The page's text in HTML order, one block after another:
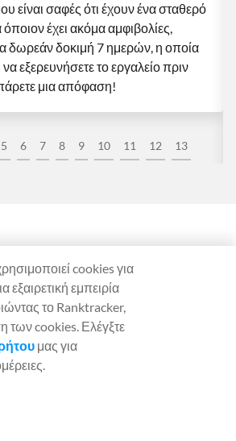
5 6 7 8 9 10 11 12 13
είναι σαφές ότι έχουν ένα σταθερό
όποιον έχει ακόμα αμφιβολίες,
δωρεάν δοκιμή 7 ημερών, η οποία
εξερευνήσετε το εργαλείο πριν
μια απόφαση!
ορισμένων από τις
παγκοσμίως.
cookies για
εξαιρετική εμπειρία
το Ranktracker,
των cookies. Ελέγξτε
μας για